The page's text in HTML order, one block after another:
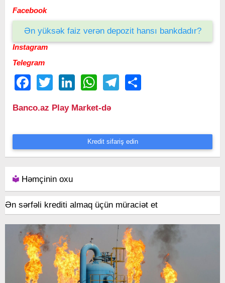
Facebook
Ən yüksək faiz verən depozit hansı bankdadır?
Instagram
Telegram
FacebookTwitter LinkedIn WhatsAppTelegram
Banco.az Play Market-də
Kredit sifariş edin
Həmçinin oxu
Ən sərfəli krediti almaq üçün müraciət et